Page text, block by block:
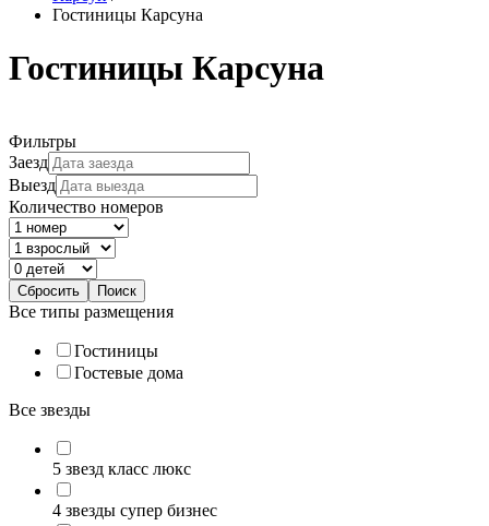
Гостиницы Карсуна
Гостиницы Карсуна
Фильтры
Заезд
Выезд
Количество номеров
Все типы размещения
Гостиницы
Гостевые дома
Все звезды
5 звезд класс люкс
4 звезды супер бизнес